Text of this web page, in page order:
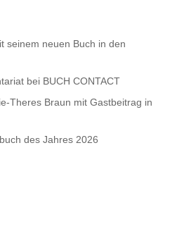
seinem neuen Buch in den
bei BUCH CONTACT
Theres Braun mit Gastbeitrag in
des Jahres 2026